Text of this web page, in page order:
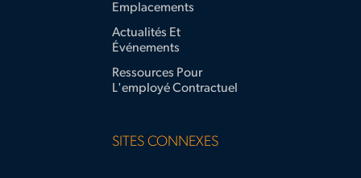
Emplacements
Actualités Et
Événements
Ressources Pour
L'employé Contractuel
SITES CONNEXES